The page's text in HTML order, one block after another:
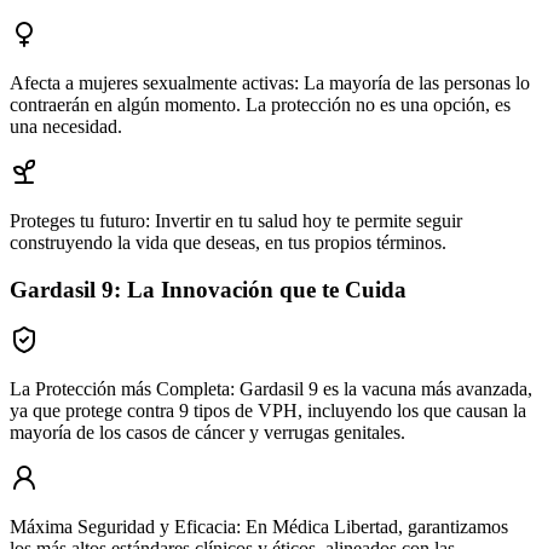
Afecta a mujeres sexualmente activas: La mayoría de las personas lo
contraerán en algún momento. La protección no es una opción, es
una necesidad.
Proteges tu futuro: Invertir en tu salud hoy te permite seguir
construyendo la vida que deseas, en tus propios términos.
Gardasil 9: La Innovación que te Cuida
La Protección más Completa: Gardasil 9 es la vacuna más avanzada,
ya que protege contra 9 tipos de VPH, incluyendo los que causan la
mayoría de los casos de cáncer y verrugas genitales.
Máxima Seguridad y Eficacia: En Médica Libertad, garantizamos